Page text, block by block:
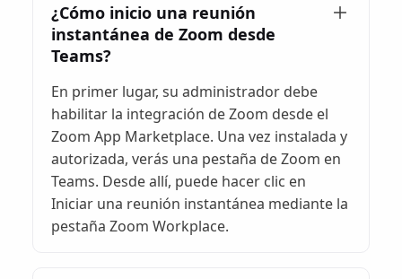
¿Cómo inicio una reunión
instantánea de Zoom desde
Teams?
En primer lugar, su administrador debe
habilitar la integración de Zoom desde el
Zoom App Marketplace. Una vez instalada y
autorizada, verás una pestaña de Zoom en
Teams. Desde allí, puede hacer clic en
Iniciar una reunión instantánea mediante la
pestaña Zoom Workplace.